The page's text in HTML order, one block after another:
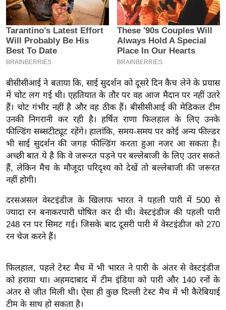
इ
म
ई
-
पे
प
र
मि
सा
ल
बे
मि
ल
श
ख्सि
यं
ग
इं
बीसीसीआई ने बताया कि, साई सुदर्शन को दूसरे दिन कैच लेने के प्रयास
में चोट लग गई थी। एहतियात के तौर पर वह आज मैदान पर नहीं उतरे
हैं। चोट गंभीर नहीं है और वह ठीक हैं। बीसीसीआई की मेडिकल टीम
उनकी निगरानी कर रही है। हर्षित राणा फिलहाल के लिए उनके
फील्डिंग सब्सटीट्यूट रहेंगे। हालांकि, समय-समय पर कोई अन्य फील्डर
भी साई सुदर्शन की जगह फील्डिंग करता हुआ नजर आ सकता है।
अच्छी बात ये है कि वे जरूरत पड़ने पर बल्लेबाजी के लिए उतर सकते
हैं, लेकिन मैच के मौजूदा परिदृश्य को देखें तो बल्लेबाजी की जरूरत
नहीं होगी।
दरसअसल वेस्टइंडीज के खिलाफ भारत ने पहली पारी में 500 से
ज्यादा रन बनाकरपारी घोषित कर दी थी। वेस्टइंडीज की पहली पारी
248 रन पर सिमट गई। जिसके बाद दूसरी पारी में वेस्टइंडीज को 270
रन चेज करने हैं।
फिलहाल, पहले टेस्ट मैच में भी भारत ने पारी के अंतर से वेस्टइंडीज
को हराया था। अहमदाबाद में टीम इंडिया को पारी और 140 रनों के
अंतर से जीत मिली थी। ऐसा ही कुछ दिल्ली टेस्ट मैच में भी कैरेबियाई
टीम के साथ हो सकता है।